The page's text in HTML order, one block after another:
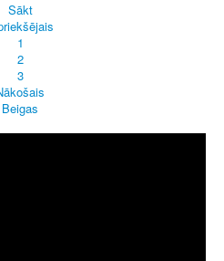
Sākt
1
2
3
Beigas